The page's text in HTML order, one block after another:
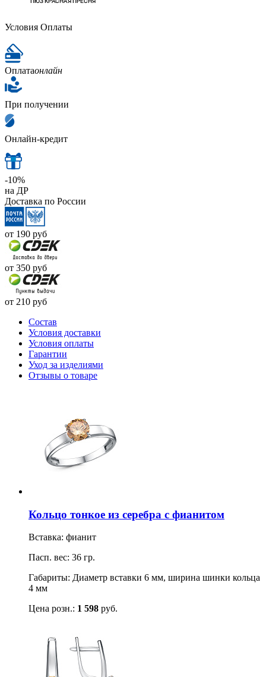
Условия Оплаты
Оплатаонлайн
При получении
Онлайн-кредит
-10%
на ДР
Доставка по России
от 190 руб
от 350 руб
от 210 руб
Cостав
Условия доставки
Условия оплаты
Гарантии
Уход за изделиями
Отзывы о товаре
Кольцо тонкое из серебра с фианитом
Вставка: фианит
Пасп. вес: 36 гр.
Габариты: Диаметр вставки 6 мм, ширина шинки кольца
4 мм
Цена розн.: 1 598 руб.